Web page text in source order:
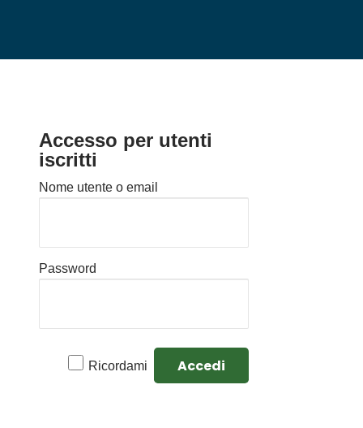
Accesso per utenti
iscritti
Nome utente o email
Password
Ricordami